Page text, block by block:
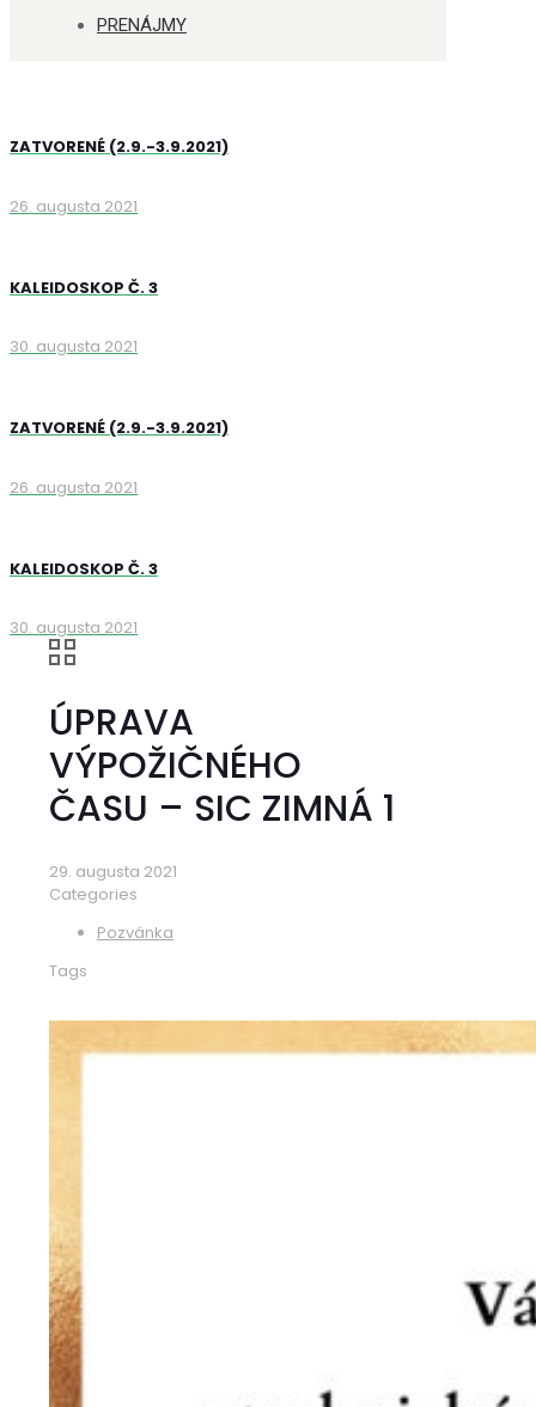
PRENÁJMY
ZATVORENÉ (2.9.-3.9.2021)
26. augusta 2021
KALEIDOSKOP Č. 3
30. augusta 2021
ZATVORENÉ (2.9.-3.9.2021)
26. augusta 2021
KALEIDOSKOP Č. 3
30. augusta 2021
ÚPRAVA
VÝPOŽIČNÉHO
ČASU – SIC ZIMNÁ 1
29. augusta 2021
Categories
Pozvánka
Tags